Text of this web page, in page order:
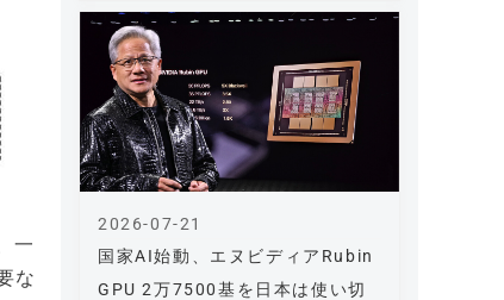
一
な
国家AI始動、エヌビディアRubin
GPU 2万7500基を日本は使い切
2026-07-21